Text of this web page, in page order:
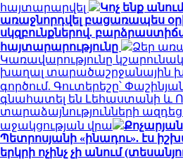
հայտարարվել
Կոչ ենք
առաջնորդվել բացառապես
սկզբունքներով.
հայտարարությունը
Ձեր
Կառավարությունը
խաղալ տարածաշրջանային
գործում. Գուտերեշը՝
գնահատել են Լեհաստանի և
տարաձայնությունների
աջակցության վրա
Պետրոսյանի «ինադու». էս
երկրի ոչինչ չի անում